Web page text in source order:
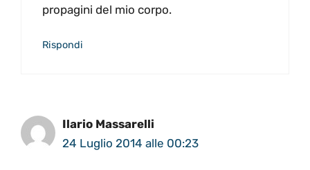
propagini del mio corpo.
Rispondi
Ilario Massarelli
24 Luglio 2014 alle 00:23